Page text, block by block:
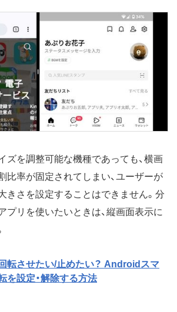
ズを調整可能な機種であっても、横画
比率が固定されてしまい、ユーザーが
きさを設定することはできません。分
プリを使いたいときは、縦画面表示に
転させたい/止めたい？ Androidスマ
を設定・解除する方法